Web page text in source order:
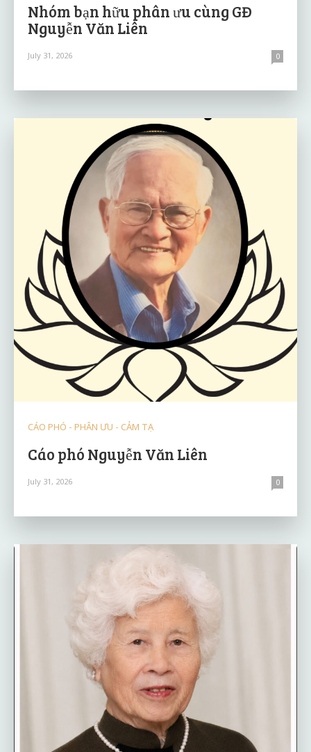
Nhóm bạn hữu phân ưu cùng GĐ
Nguyễn Văn Liên
July 31, 2026 0
CÁO PHÓ - PHÂN ƯU - CẢM TẠ
Cáo phó Nguyễn Văn Liên
July 31, 2026 0